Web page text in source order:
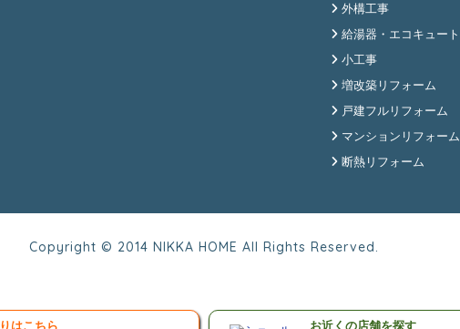
外構工事
給湯器・エコキュート
小工事
増改築リフォーム
戸建フルリフォーム
マンションリフォーム
断熱リフォーム
Copyright © 2014 NIKKA HOME All Rights Reserved.
はこちら お近くの店舗を探す